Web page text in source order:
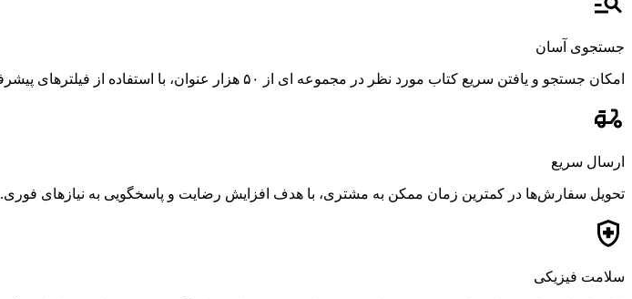
جستجوی آسان
امکان جستجو و یافتن سریع کتاب مورد نظر در مجموعه ای از ۵۰ هزار عنوان، با استفاده از فیلترهای پیشرفته و دقیق.
ارسال سریع
تحویل سفارش‌ها در کمترین زمان ممکن به مشتری، با هدف افزایش رضایت و پاسخگویی به نیازهای فوری.
سلامت فیزیکی